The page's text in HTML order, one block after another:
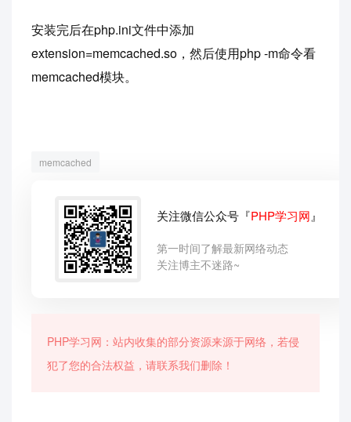
安装完后在php.ini文件中添加
extension=memcached.so，然后使用php -m命令看
memcached模块。
memcached
关注微信公众号『PHP学习网 』
第一时间了解最新网络动态
关注博主不迷路~
PHP学习网：站内收集的部分资源来源于网络，若侵
犯了您的合法权益，请联系我们删除！